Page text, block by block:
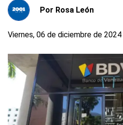
Por Rosa León
Viernes, 06 de diciembre de